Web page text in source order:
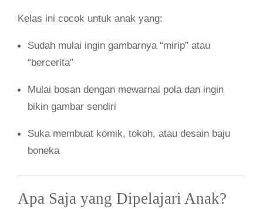
Kelas ini cocok untuk anak yang:
Sudah mulai ingin gambarnya “mirip” atau
“bercerita”
Mulai bosan dengan mewarnai pola dan ingin
bikin gambar sendiri
Suka membuat komik, tokoh, atau desain baju
boneka
Apa Saja yang Dipelajari Anak?